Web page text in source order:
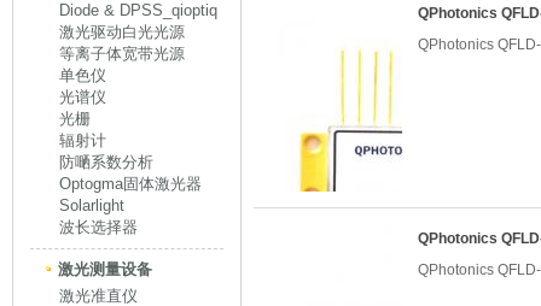
Diode & DPSS_qioptiq
激光驱动白光光源
等离子体宽带光源
单色仪
光谱仪
光栅
辐射计
防嗮系数分析
Optogma固体激光器
Solarlight
波长选择器
激光测量设备
激光准直仪
QPhotonics
QPhotonics
QPhotonics
QPhotonics